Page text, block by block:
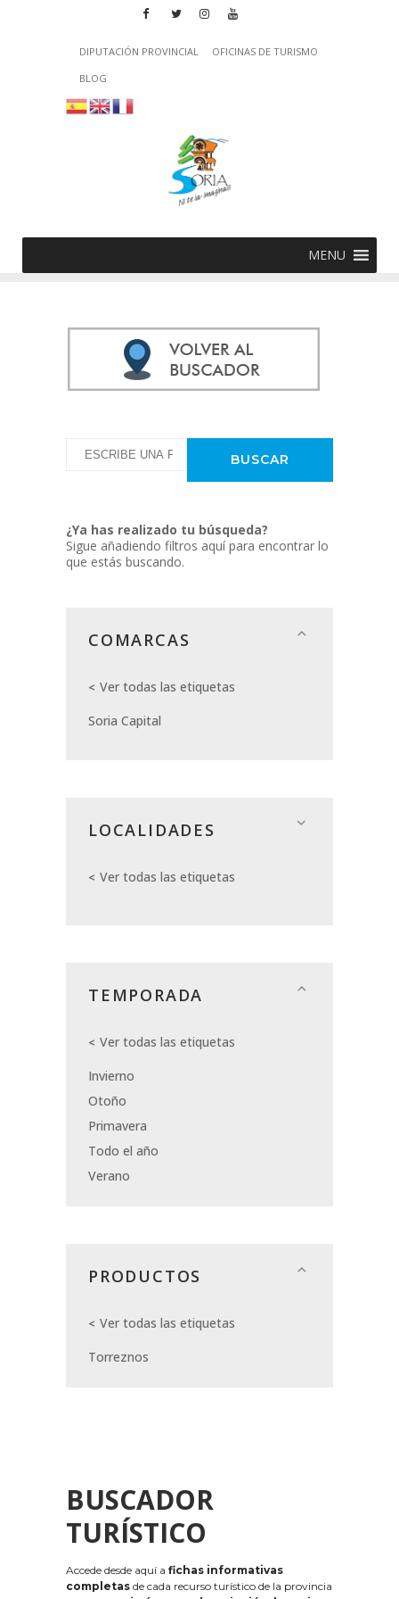
DIPUTACIÓN PROVINCIAL
OFICINAS DE TURISMO
BLOG
MENU
¿Ya has realizado tu búsqueda?
Sigue añadiendo filtros aquí para encontrar lo
que estás buscando.
COMARCAS
Ver todas las etiquetas
Soria Capital
LOCALIDADES
Ver todas las etiquetas
TEMPORADA
Ver todas las etiquetas
Invierno
Otoño
Primavera
Todo el año
Verano
PRODUCTOS
Ver todas las etiquetas
Torreznos
BUSCADOR
TURÍSTICO
Accede desde aquí a fichas informativas
completas de cada recurso turístico de la provincia